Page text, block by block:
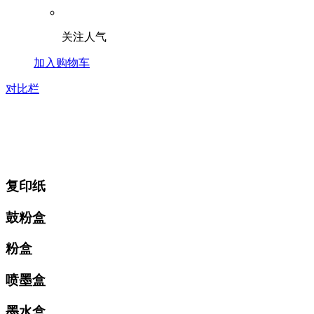
关注人气
加入购物车
对比栏
复印纸
鼓粉盒
粉盒
喷墨盒